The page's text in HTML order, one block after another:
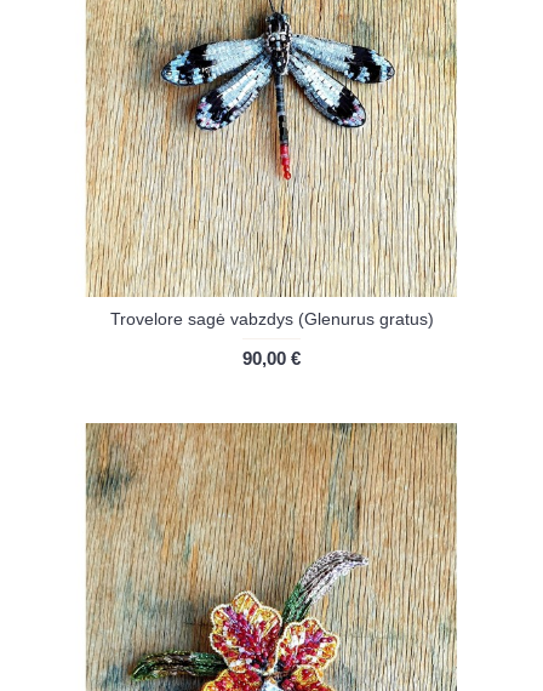
Trovelore sagė vabzdys (Glenurus gratus)
90,00 €